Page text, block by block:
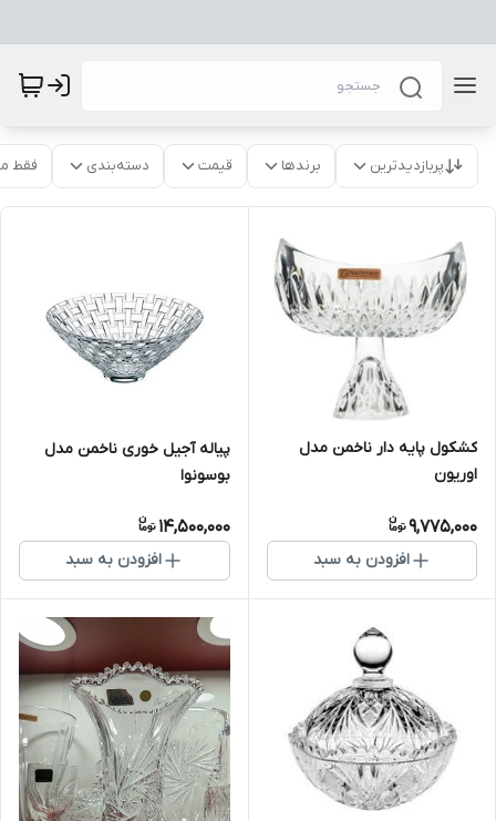
پربازدیدترین برندها قیمت دسته‌بندی فقط
کشکول پایه دار ناخمن مدل
اوریون
9,775,000
افزودن به سبد
پیاله آجیل خوری ناخمن مدل
بوسونوا
14,500,000
افزودن به سبد